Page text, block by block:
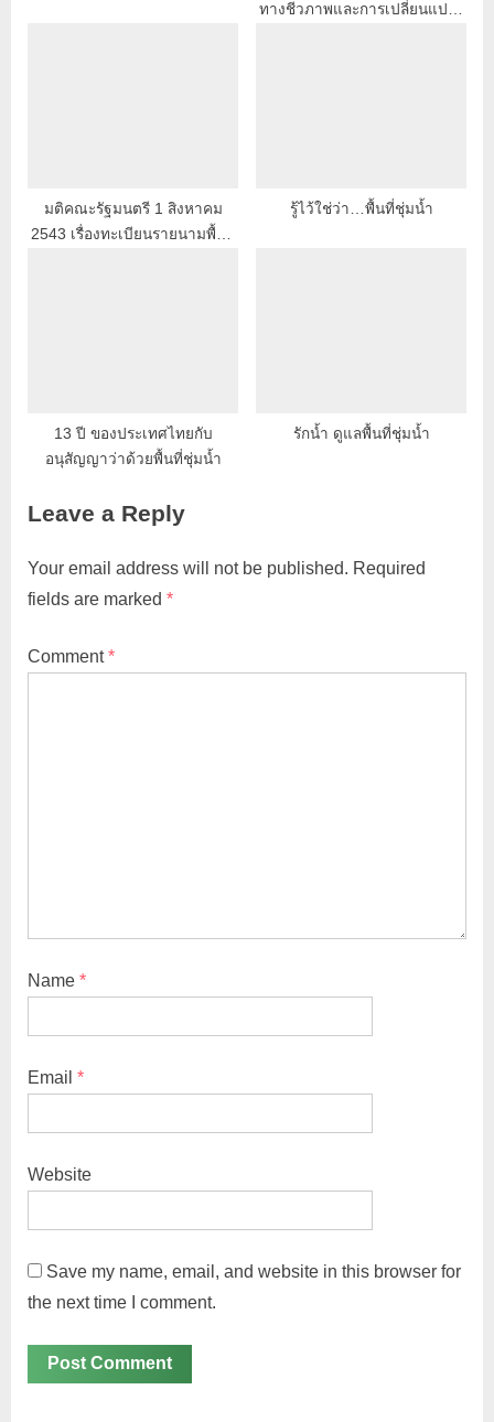
ทางชีวภาพและการเปลี่ยนแปลง
มติคณะรัฐมนตรี 1 สิงหาคม
2543 เรื่องทะเบียนรายนามพื้นที่
รู้ไว้ใช่ว่า…พื้นที่ชุ่มน้ำ
13 ปี ของประเทศไทยกับ
อนุสัญญาว่าด้วยพื้นที่ชุ่มน้ำ
รักน้ำ ดูแลพื้นที่ชุ่มน้ำ
Leave a Reply
Your email address will not be published. Required
fields are marked *
Comment*
Name *
Email *
Website
Save my name, email, and website in this browser for
the next time I comment.